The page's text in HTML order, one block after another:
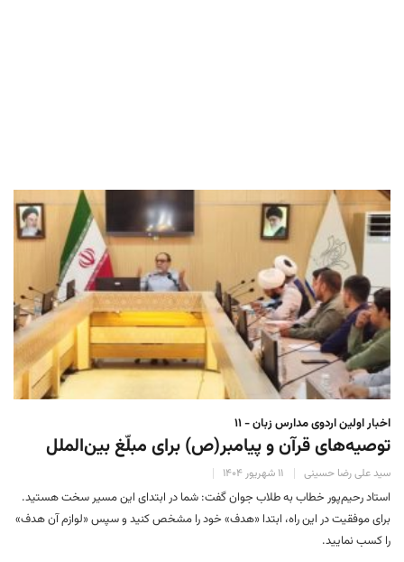
اخبار اولین اردوی مدارس زبان - ۱۱
توصیه‌های قرآن و پیامبر(ص) برای مبلّغ بین‌الملل
سید علی رضا حسینی ۱۱ شهریور ۱۴۰۴
استاد رحیم‌پور خطاب به طلاب جوان گفت: شما در ابتدای این مسیر سخت هستید.
برای موفقیت در این راه، ابتدا «هدف‌» خود را مشخص کنید و سپس «لوازم آن هدف»
را کسب نمایید.